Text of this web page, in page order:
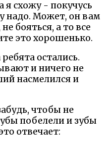
я схожу - покучусь
надо. Может, он вам
бояться, а то все
это хорошенько.
остались.
и ничего не
насмелился и
чтобы не
побелели и зубы
отвечает: